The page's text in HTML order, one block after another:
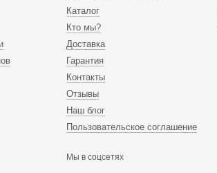
Каталог
Кто мы?
Доставка
Гарантия
Контакты
Отзывы
Наш блог
Пользовательское соглашение
Мы в соцсетях